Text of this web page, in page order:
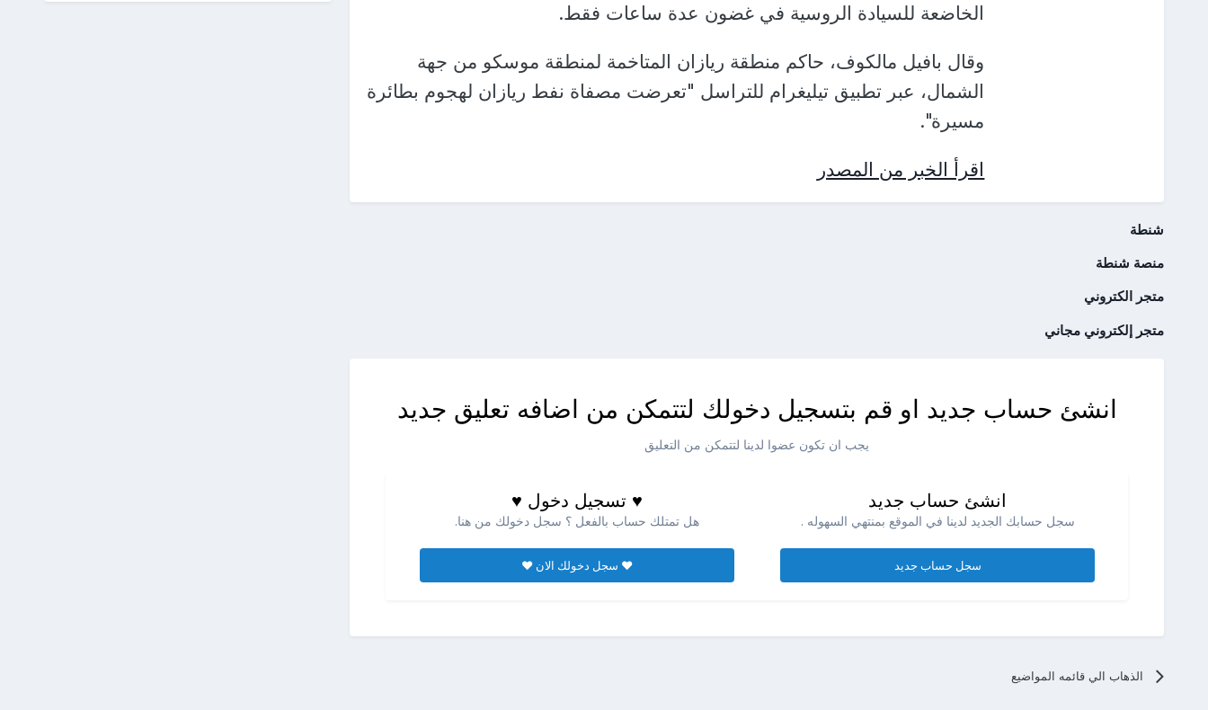
الخاضعة للسيادة الروسية في غضون عدة ساعات فقط.
وقال بافيل مالكوف، حاكم منطقة ريازان المتاخمة لمنطقة موسكو من جهة
الشمال، عبر تطبيق تيليغرام للتراسل "تعرضت مصفاة نفط ريازان لهجوم بطائرة
مسيرة".
اقرأ الخبر من المصدر
شنطة
منصة شنطة
متجر الكتروني
متجر إلكتروني مجاني
انشئ حساب جديد او قم بتسجيل دخولك لتتمكن من اضافه تعليق جديد
يجب ان تكون عضوا لدينا لتتمكن من التعليق
انشئ حساب جديد
سجل حسابك الجديد لدينا في الموقع بمنتهي السهوله .
سجل حساب جديد
♥ تسجيل دخول ♥
هل تمتلك حساب بالفعل ؟ سجل دخولك من هنا.
♥ سجل دخولك الان ♥
الذهاب الي قائمه المواضيع